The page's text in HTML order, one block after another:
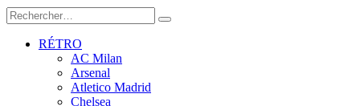
RÉTRO
AC Milan
Arsenal
Atletico Madrid
Chelsea